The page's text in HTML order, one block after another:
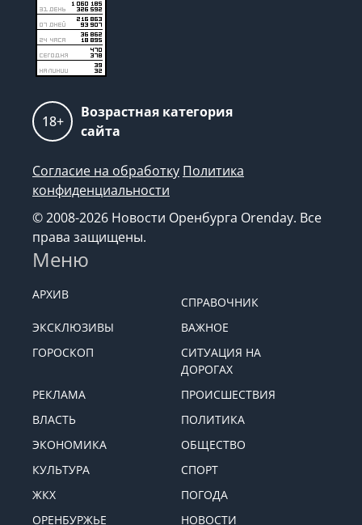
18+
Возрастная категория
сайта
Согласие на обработку Политика
конфиденциальности
© 2008-2026 Новости Оренбурга Orenday. Все
права защищены.
Меню
АРХИВ
СПРАВОЧНИК
ЭКСКЛЮЗИВЫ
ВАЖНОЕ
ГОРОСКОП
СИТУАЦИЯ НА
ДОРОГАХ
РЕКЛАМА
ПРОИСШЕСТВИЯ
ВЛАСТЬ
ПОЛИТИКА
ЭКОНОМИКА
ОБЩЕСТВО
КУЛЬТУРА
СПОРТ
ЖКХ
ПОГОДА
ОРЕНБУРЖЬЕ
НОВОСТИ